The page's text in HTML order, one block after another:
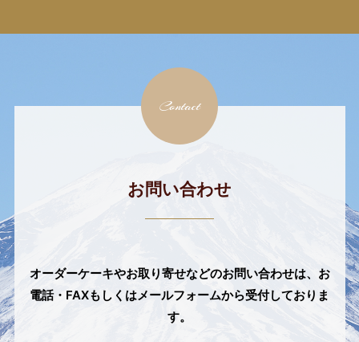
Contact
お問い合わせ
オーダーケーキやお取り寄せなどのお問い合わせは、 お
電話・FAXもしくはメールフォームから受付しておりま
す。